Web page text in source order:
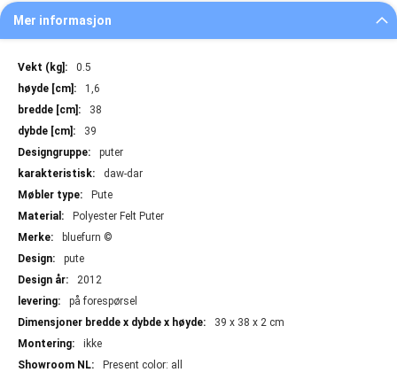
Mer informasjon
Mer
informasjon
0.5
1,6
38
39
puter
daw-dar
Pute
Polyester Felt Puter
bluefurn ©
pute
2012
på forespørsel
39 x 38 x 2 cm
ikke
Present color: all